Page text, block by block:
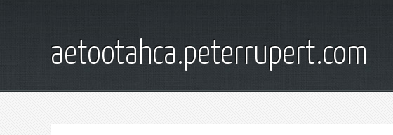
aetootahca.peterrupert.com